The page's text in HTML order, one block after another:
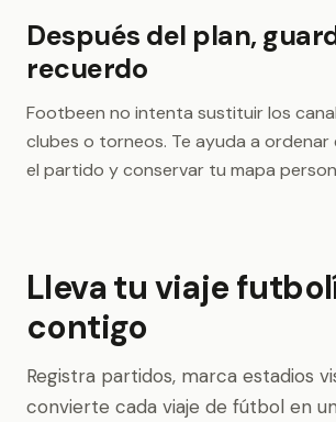
Después del plan,
recuerdo
Footbeen no intenta sustituir los
clubes o torneos. Te ayuda a ordenar
el partido y conservar tu mapa
Lleva tu viaje
contigo
Registra partidos, marca estadios
convierte cada viaje de fútbol en